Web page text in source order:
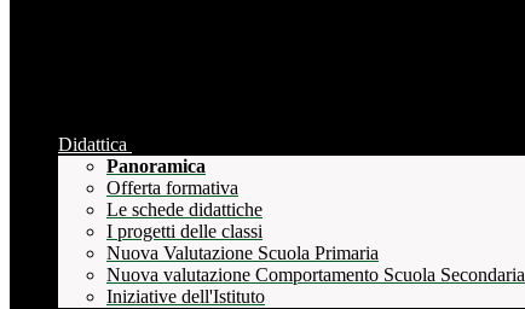
Didattica
Panoramica
Offerta formativa
Le schede didattiche
I progetti delle classi
Nuova Valutazione Scuola Primaria
Nuova valutazione Comportamento Scuola Secondaria
Iniziative dell'Istituto